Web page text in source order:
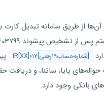
از طریق سامانه تبدیل
IR[XX]017[شماره‌حساب‌۱۹رقمی]
پایا، ساتنا، و